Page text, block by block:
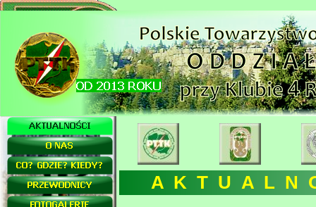
A K T U A L N